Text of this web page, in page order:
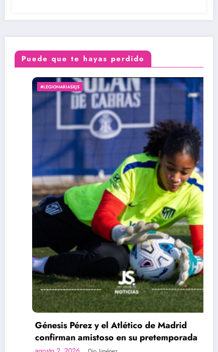
Puede que te hayas perdido
#LEGIONARIASXJS
Génesis Pérez y el Atlético de Madrid
confirman amistoso en su pretemporada